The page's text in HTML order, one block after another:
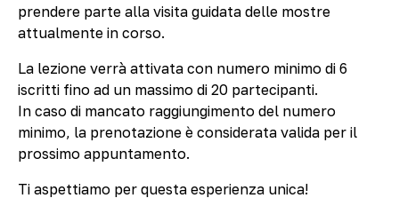
prendere parte alla visita guidata delle mostre
attualmente in corso.
La lezione verrà attivata con numero minimo di 6
iscritti fino ad un massimo di 20 partecipanti.
In caso di mancato raggiungimento del numero
minimo, la prenotazione è considerata valida per il
prossimo appuntamento.
Ti aspettiamo per questa esperienza unica!